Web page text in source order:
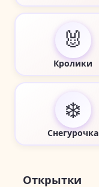
🐰
Кролики
❄️
Снегурочка
Открытки